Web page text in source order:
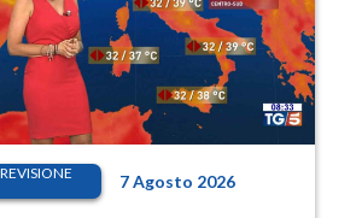
7 Agosto 2026